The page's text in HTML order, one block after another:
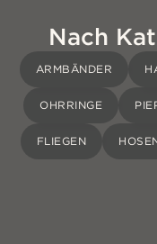
Nach
ARMBÄNDER
OHRRINGE
FLIEGEN